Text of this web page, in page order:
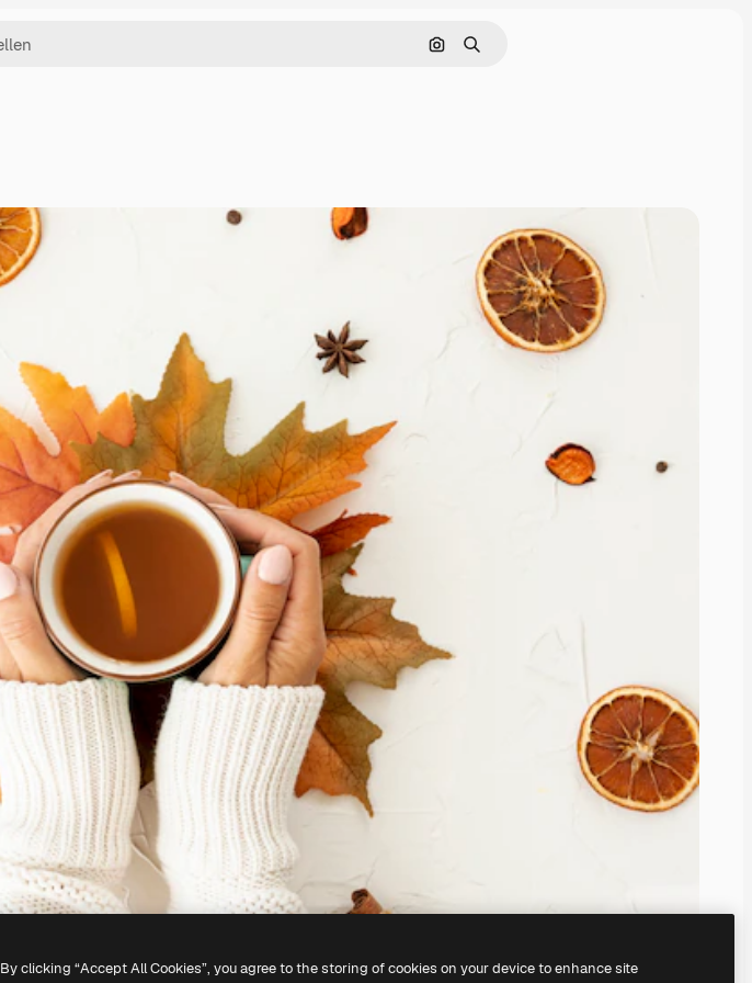
Nach Bild suchen
Suchen
By clicking “Accept All Cookies”, you agree to the storing of cookies on your device to enhance site